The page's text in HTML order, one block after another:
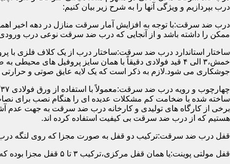
درب بپردازیم و ویژگی آنها را به شرح زیر بیان کنیم:
درب ضد سرقت:با توجه به افزایش آمار سرقت منازل در دهه اخیر
ممکن را داشته باشد و از آنجایی که درب ضد سرقت نوعی درب
ساختار استاندارد درب ضد سرقت:ساختار درب از یک کلاف فلزی با
جوشکاری می شود.لازم به ذکر است که یک لایه عایق صوتی و
ساخته شده با ضخامت کم مشکلات عدیده ای را هنگام نصب برای
برخی از کارگاه های تولیدی و کارخانه درب ضد سرقت به جهت
هستیم که از درب ضد سرقت بی کیفیت استفاده کرده اند.
قفل درب ضد سرقت:ترکیب دو قفل به صورت مجزا که روی لنگه درب نصب می گردد
قفل مولتی پوینت:یا همان قفل مرکزی،ترکیب ۳ تا ۵ قفل مجزا بوده که توسط یک میله یا اهرم به صورت یک پارچه عمل می کنند،قفل های مولتی پوینت وارداتی در ایران معمولاً دارای ۱۴ زبانه پیستونی است.